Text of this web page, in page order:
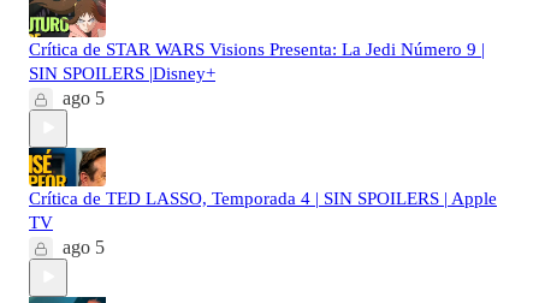
Crítica de STAR WARS Visions Presenta: La Jedi Número 9 |
SIN SPOILERS |Disney+
ago 5
Crítica de TED LASSO, Temporada 4 | SIN SPOILERS | Apple
TV
ago 5